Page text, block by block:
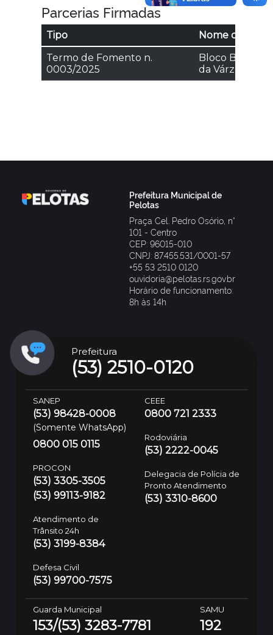
Parcerias Firmadas
Tipo
Nome do
Termo de Fomento n.
0003/2025
Bloco
da Várzea
Prefeitura Municipal de
Pelotas
Praça Cel. Pedro Osório, n°
101 - Centro
CEP: 96015-010
CNPJ: 87.455.531/0001-57
+55 53 2510 0120
ouvidoria@pelotas.rs.gov.br
Horário de funcionamento:
8h às 14h
Prefeitura
(53) 2510-0120
SANEP
(53) 98428-0008
(Somente WhatsApp)
0800 015 0115
PROCON
(53) 3305-3505
(53) 99113-9182
Atendimento de
Trânsito 24h
(53) 3199-8384
Defesa Civil
(53) 99700-7575
CEEE
0800 721 2333
Rodoviária
(53) 2222-0045
Delegacia de Polícia de
Pronto Atendimento
(53) 3310-8600
Guarda Municipal
153/(53) 3283-7781
SAMU
192